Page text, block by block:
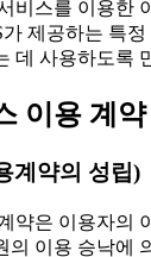
비스를 이용한
가 제공하는 특
데 사용하도록
이용 계약
계약의 성립)
약은 이용자의
의 이용 승낙에